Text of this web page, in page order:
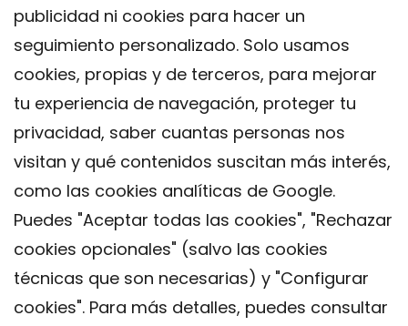
publicidad ni cookies para hacer un
seguimiento personalizado. Solo usamos
cookies, propias y de terceros, para mejorar
tu experiencia de navegación, proteger tu
privacidad, saber cuantas personas nos
visitan y qué contenidos suscitan más interés,
como las cookies analíticas de Google.
Puedes "Aceptar todas las cookies", "Rechazar
cookies opcionales" (salvo las cookies
técnicas que son necesarias) y "Configurar
cookies". Para más detalles, puedes consultar
Contacto